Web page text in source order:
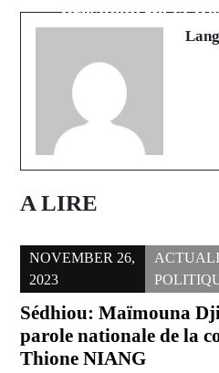
Président de la
A LIRE
NOVEMBER 26,
2023
Sédhiou: Maïmouna
parole nationale de la
Thione NIANG